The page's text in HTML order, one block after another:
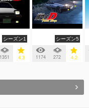
シーズン1
1351 4.3
シーズン5
1174 272 4.2